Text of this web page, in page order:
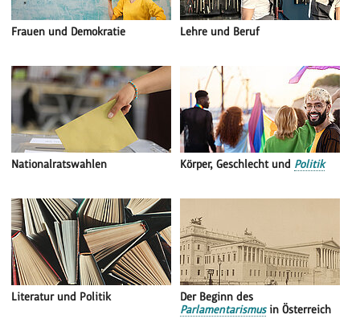
Frauen und Demokratie Lehre und Beruf
Nationalratswahlen Körper, Geschlecht und Politik
Literatur und Politik
Der Beginn des
Parlamentarismusin Österreich